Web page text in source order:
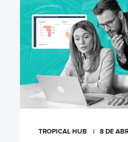
TROPICAL HUB
8 DE